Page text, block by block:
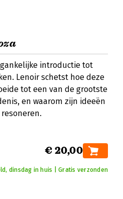
introductie tot
Lenoir schetst hoe deze
tot een van de grootste
en waarom zijn ideeën
€ 20,00
dinsdag in huis | Gratis verzonden